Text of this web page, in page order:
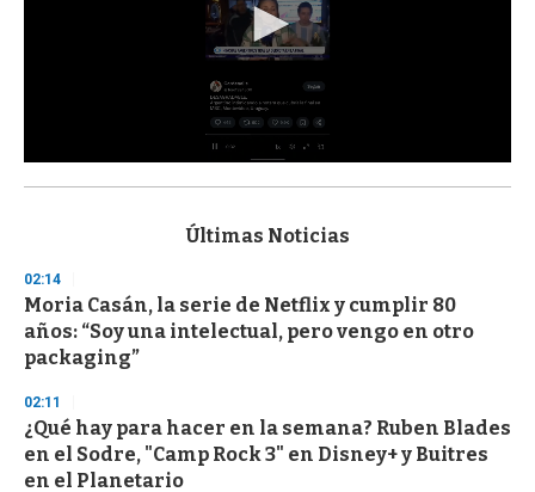
s
d
s
o
f
3
s
c
o
n
Últimas Noticias
02:14
Moria Casán, la serie de Netflix y cumplir 80
años: “Soy una intelectual, pero vengo en otro
packaging”
02:11
¿Qué hay para hacer en la semana? Ruben Blades
en el Sodre, "Camp Rock 3" en Disney+ y Buitres
en el Planetario